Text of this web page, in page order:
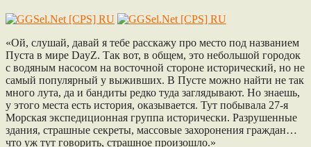
«Ой, слушай, давай я тебе расскажу про место под названием
Пуста в мире DayZ. Так вот, в общем, это небольшой городок
с водяным насосом на восточной стороне исторический, но не
самый популярный у выживших. В Пусте можно найти не так
много лута, да и бандиты редко туда заглядывают. Но знаешь,
у этого места есть история, оказывается. Тут побывала 27-я
Морская экспедиционная группа исторически. Разрушенные
здания, страшные секреты, массовые захоронения граждан…
что уж тут говорить, страшное произошло.»